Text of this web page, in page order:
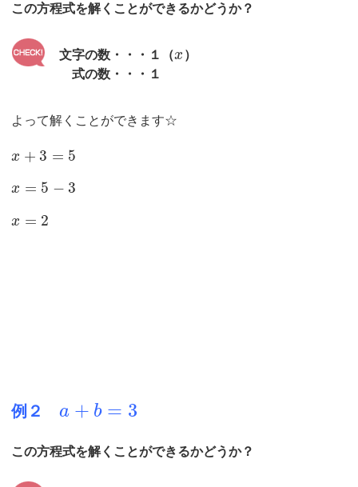
この方程式を解くことができるかどうか？
文字の数・・・１（x ）
式の数・・・１
よって解くことができます☆
x + 3 = 5
x = 5 − 3
x = 2
例２a + b = 3
この方程式を解くことができるかどうか？